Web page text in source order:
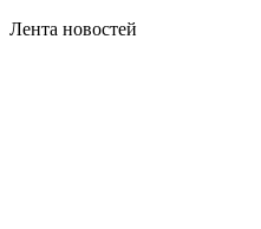
Лента новостей